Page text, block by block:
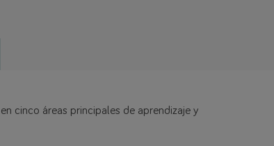
cinco áreas principales de aprendizaje y